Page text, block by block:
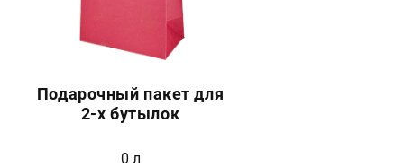
Подарочный пакет для
2-х бутылок
0 л